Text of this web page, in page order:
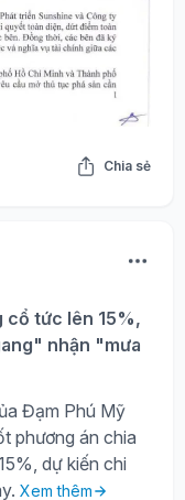
Chia sẻ
cổ tức lên 15%,
nhận "mưa
Đạm Phú Mỹ
phương án chia
dự kiến chi
Xem thêm